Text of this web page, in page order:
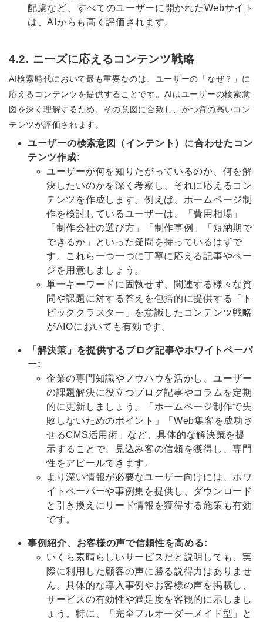
配慮など、すべてのユーザーに開かれたWebサイト
は、AIからも高く評価されます。
4.2. ニーズに応えるコンテンツ戦略
AI検索時代において最も重要なのは、ユーザーの「なぜ？」に
応えるコンテンツを提供することです。AIはユーザーの検索意
図を深く理解するため、その意図に合致し、かつ質の高いコン
テンツが評価されます。
ユーザーの検索意図（インテント）に合わせたコン
テンツ作成:
ユーザーが何を知りたがっているのか、何を解
決したいのかを深く考察し、それに応えるコン
テンツを作成します。例えば、ホームページ制
作を検討しているユーザーは、「費用相場」
「制作会社の選び方」「制作事例」「短納期で
できるか」といった疑問を持っているはずで
す。これら一つ一つに丁寧に応える記事やペー
ジを用意しましょう。
単一キーワードに固執せず、関連する様々な質
問や課題に対する答えを包括的に提供する「ト
ピッククラスター」を意識したコンテンツ戦略
がAIOにおいても有効です。
「解決策」を提供するブログ記事やホワイトペーパ
ー:
企業の専門知識やノウハウを活かし、ユーザー
の課題解決に役立つブログ記事やコラムを定期
的に更新しましょう。「ホームページ制作で失
敗しないためのポイント」「Web集客を成功さ
せるCMS活用術」など、具体的な解決策を提
示することで、見込み客の信頼を獲得し、専門
性をアピールできます。
より深い情報が必要なユーザー向けには、ホワ
イトペーパーや事例集を提供し、ダウンロード
と引き換えにリード情報を獲得する施策も有効
です。
事例紹介、お客様の声で信頼性を高める:
いくら素晴らしいサービスだと説明しても、実
際に利用した顧客の声に勝る説得力はありませ
ん。具体的な導入事例やお客様の声を掲載し、
サービスの有効性や満足度を客観的に示しまし
ょう。特に、「完全フルオーダーメイド型」と